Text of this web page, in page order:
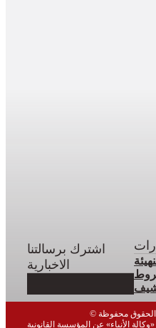
اشترك برسالتنا
الاخبارية
هيئة
الحقوق محفوظة
الأنباء» عن المؤسسة القانونية